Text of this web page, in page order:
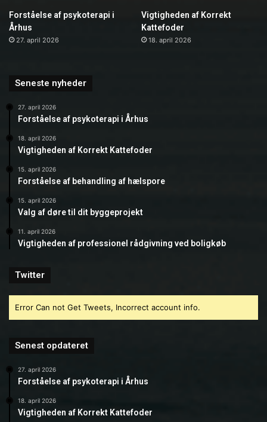
Forståelse af psykoterapi i
Århus
27. april 2026
Vigtigheden af Korrekt
Kattefoder
18. april 2026
Seneste nyheder
27. april 2026
Forståelse af psykoterapi i Århus
18. april 2026
Vigtigheden af Korrekt Kattefoder
15. april 2026
Forståelse af behandling af hælspore
15. april 2026
Valg af døre til dit byggeprojekt
11. april 2026
Vigtigheden af professionel rådgivning ved boligkøb
Twitter
Error Can not Get Tweets, Incorrect account info.
Senest opdateret
27. april 2026
Forståelse af psykoterapi i Århus
18. april 2026
Vigtigheden af Korrekt Kattefoder